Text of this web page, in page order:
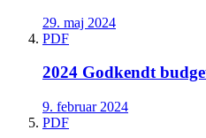
29. maj 2024
PDF
2024 Godkendt
9. februar 2024
PDF